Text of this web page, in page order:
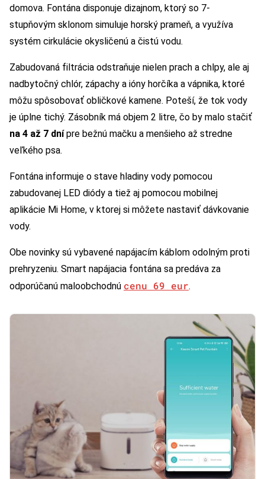
domova. Fontána disponuje dizajnom, ktorý so 7-
stupňovým sklonom simuluje horský prameň, a využíva
systém cirkulácie okysličenú a čistú vodu.
Zabudovaná filtrácia odstraňuje nielen prach a chlpy, ale aj
nadbytočný chlór, zápachy a ióny horčíka a vápnika, ktoré
môžu spôsobovať obličkové kamene. Poteší, že tok vody
je úplne tichý. Zásobník má objem 2 litre, čo by malo stačiť
na 4 až 7 dnípre bežnú mačku a menšieho až stredne
veľkého psa.
Fontána informuje o stave hladiny vody pomocou
zabudovanej LED diódy a tiež aj pomocou mobilnej
aplikácie Mi Home, v ktorej si môžete nastaviť dávkovanie
vody.
Obe novinky sú vybavené napájacím káblom odolným proti
prehryzeniu. Smart napájacia fontána sa predáva za
odporúčanú maloobchodnú cenu 69 eur.